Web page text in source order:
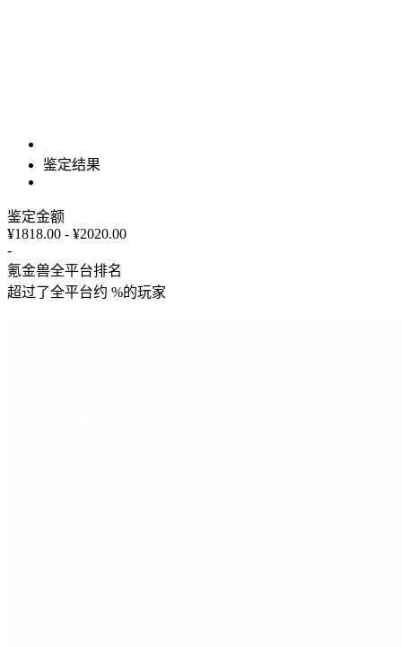
鉴定结果
鉴定金额
¥1818.00 - ¥2020.00
-
氪金兽全平台排名
超过了全平台约 %的玩家